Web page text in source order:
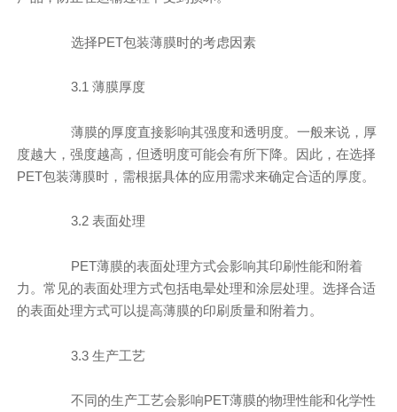
选择PET包装薄膜时的考虑因素
3.1 薄膜厚度
薄膜的厚度直接影响其强度和透明度。一般来说，厚
度越大，强度越高，但透明度可能会有所下降。因此，在选择
PET包装薄膜时，需根据具体的应用需求来确定合适的厚度。
3.2 表面处理
PET薄膜的表面处理方式会影响其印刷性能和附着
力。常见的表面处理方式包括电晕处理和涂层处理。选择合适
的表面处理方式可以提高薄膜的印刷质量和附着力。
3.3 生产工艺
不同的生产工艺会影响PET薄膜的物理性能和化学性